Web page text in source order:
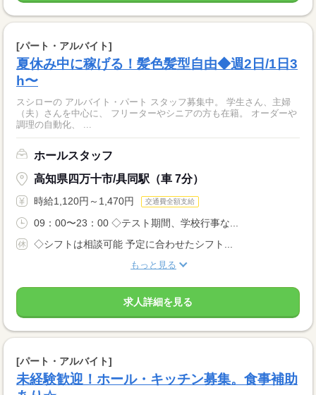
[パート・アルバイト]
夏休み中に稼げる！髪色髪型自由◆週2日/1日3
h〜
スシローの アルバイト・パート スタッフ募集中。 学生さん、主婦
（夫）さんを中心に、 フリーターやシニアの方も在籍。 オーダーや
調理の自動化、 ...
ホールスタッフ
高知県四万十市/具同駅（車 7分）
時給1,120円～1,470円 交通費全額支給
09：00〜23：00 ◇テスト期間、学校行事な...
◇シフトは相談可能 予定に合わせたシフト...
もっと見る
求人詳細を見る
[パート・アルバイト]
未経験歓迎！ホール・キッチン募集。食事補助